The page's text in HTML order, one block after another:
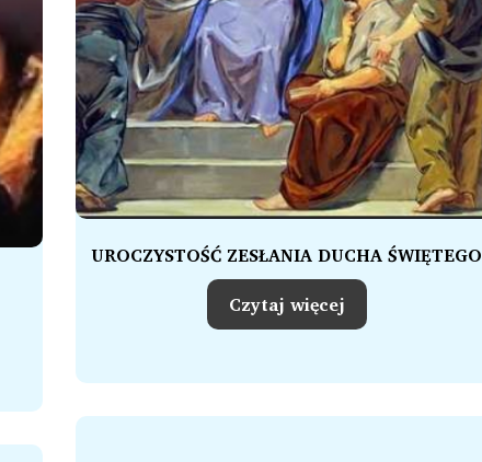
UROCZYSTOŚĆ ZESŁANIA DUCHA ŚWIĘTEGO
Czytaj więcej